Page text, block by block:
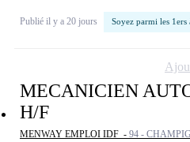
Publié il y a 20 jours Soyez parmi les 1ers
MECANICIEN
H/F
MENWAY EMPLOI IDF - 94 -